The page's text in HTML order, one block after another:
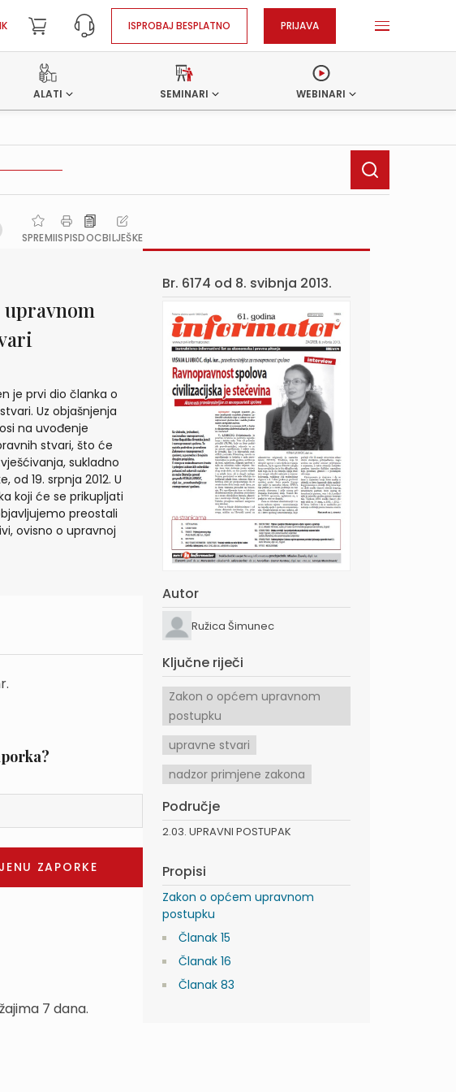
ISPROBAJ BESPLATNO PRIJAVA
ALATI SEMINARI WEBINARI
SPREMIISPISDOCBILJEŠKE
je prvi dio članka o
Uz objašnjenja
na uvođenje
stvari, što će
sukladno
19. srpnja 2012. U
koji će se prikupljati
preostali
ovisno o upravnoj
7 dana.
Br. 6174 od 8. svibnja 2013.
Autor
Ružica Šimunec
Ključne riječi
Zakon o općem upravnom
postupku
upravne stvari
nadzor primjene zakona
Područje
2.03. UPRAVNI POSTUPAK
Propisi
Zakon o općem upravnom
postupku
Članak 15
Članak 16
Članak 83